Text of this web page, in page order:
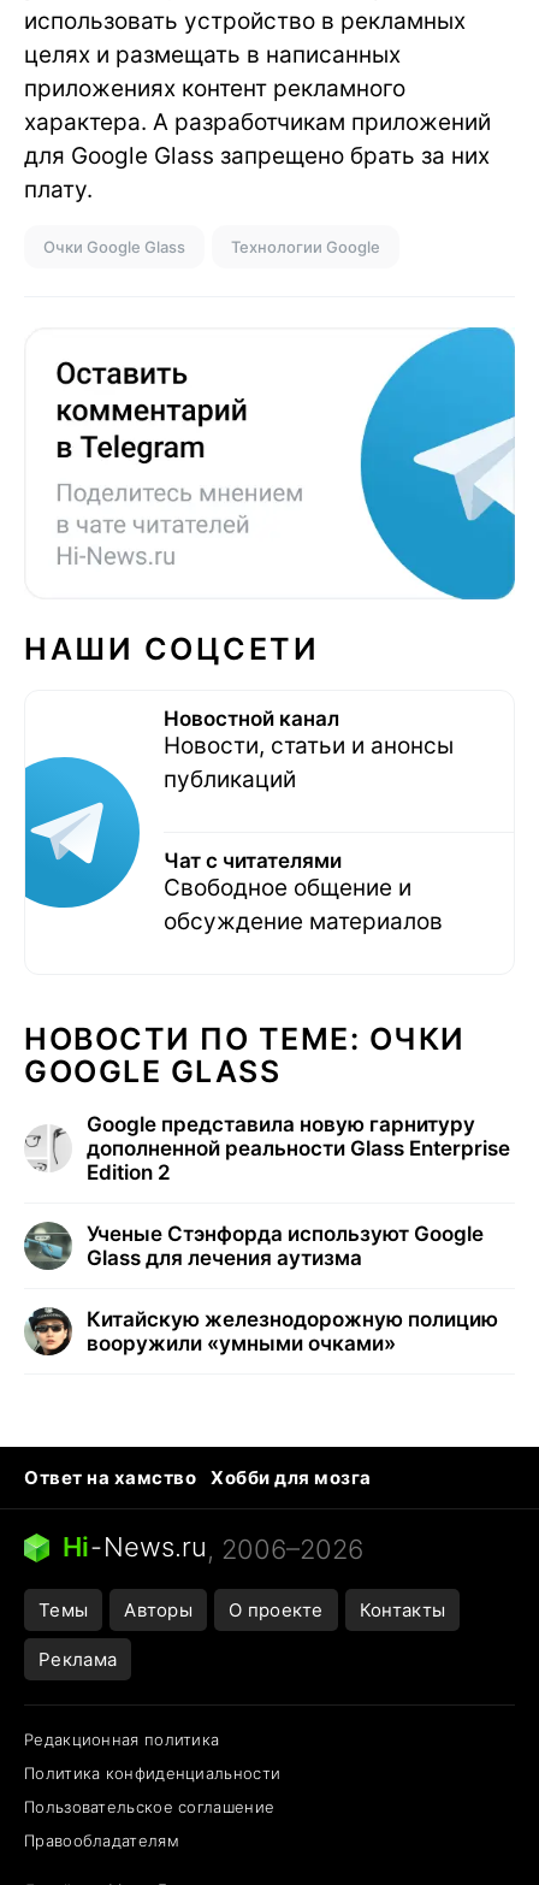
использовать устройство в рекламных
целях и размещать в написанных
приложениях контент рекламного
характера. А разработчикам приложений
для Google Glass запрещено брать за них
плату.
Очки Google Glass Технологии Google
НАШИ СОЦСЕТИ
Новостной канал
Новости, статьи и анонсы
публикаций
Чат с читателями
Свободное общение и
обсуждение материалов
НОВОСТИ ПО ТЕМЕ: ОЧКИ
GOOGLE GLASS
Google представила новую гарнитуру
дополненной реальности Glass Enterprise
Edition 2
Ученые Стэнфорда используют Google
Glass для лечения аутизма
Китайскую железнодорожную полицию
вооружили «умными очками»
Ответ на хамство
Хобби для мозга
Бензин 100 и 95
Тунцы в океанариуме
Следующая пандемия
Hi-News.ru, 2006–2026
Темы Авторы О проекте Контакты
Реклама
Редакционная политика
Политика конфиденциальности
Пользовательское соглашение
Правообладателям